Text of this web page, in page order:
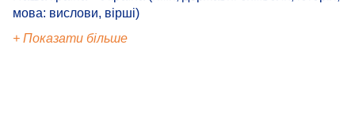
мова: вислови, вірші)
+ Показати більше